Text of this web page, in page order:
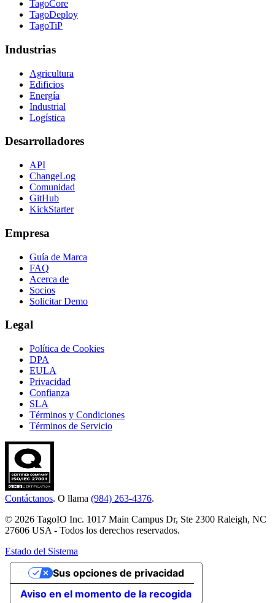
TagoCore
TagoDeploy
TagoTiP
Industrias
Agricultura
Edificios
Energía
Industrial
Logística
Desarrolladores
API
ChangeLog
Comunidad
GitHub
KickStarter
Empresa
Guía de Marca
FAQ
Acerca de
Socios
Solicitar Demo
Legal
Política de Cookies
DPA
EULA
Privacidad
Confianza
SLA
Términos y Condiciones
Términos de Servicio
Contáctanos. O llama (984) 263-4376.
© 2026 TagoIO Inc. 1017 Main Campus Dr, Ste 2300 Raleigh, NC
27606 USA - Todos los derechos reservados.
Estado del Sistema
Aviso en el momento de la recogida
Sus opciones de privacidad